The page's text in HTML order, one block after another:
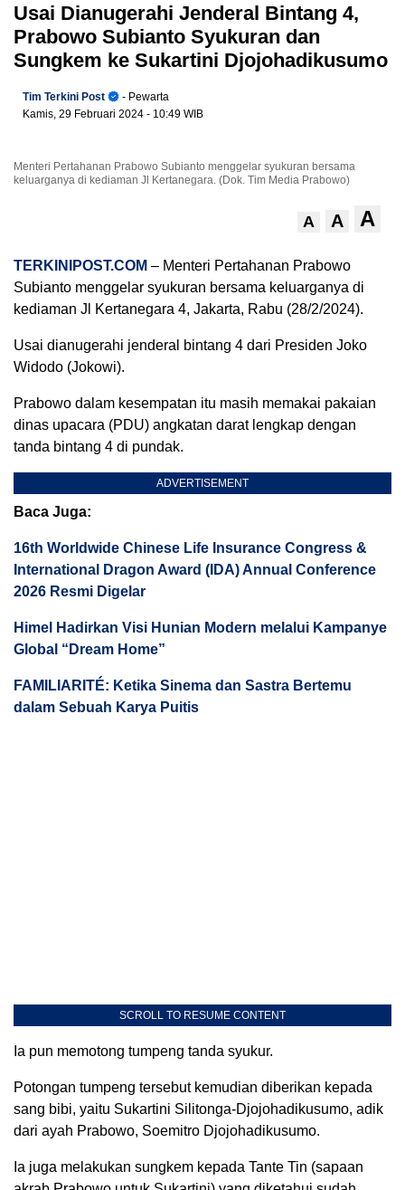
Usai Dianugerahi Jenderal Bintang 4,
Prabowo Subianto Syukuran dan
Sungkem ke Sukartini Djojohadikusumo
Tim Terkini Post
- Pewarta
Kamis, 29 Februari 2024 - 10:49 WIB
Menteri Pertahanan Prabowo Subianto menggelar syukuran bersama
keluarganya di kediaman Jl Kertanegara. (Dok. Tim Media Prabowo)
A A A
TERKINIPOST.COM – Menteri Pertahanan Prabowo
Subianto menggelar syukuran bersama keluarganya di
kediaman Jl Kertanegara 4, Jakarta, Rabu (28/2/2024).
Usai dianugerahi jenderal bintang 4 dari Presiden Joko
Widodo (Jokowi).
Prabowo dalam kesempatan itu masih memakai pakaian
dinas upacara (PDU) angkatan darat lengkap dengan
tanda bintang 4 di pundak.
ADVERTISEMENT
Baca Juga:
16th Worldwide Chinese Life Insurance Congress &
International Dragon Award (IDA) Annual Conference
2026 Resmi Digelar
Himel Hadirkan Visi Hunian Modern melalui Kampanye
Global “Dream Home”
FAMILIARITÉ: Ketika Sinema dan Sastra Bertemu
dalam Sebuah Karya Puitis
SCROLL TO RESUME CONTENT
Ia pun memotong tumpeng tanda syukur.
Potongan tumpeng tersebut kemudian diberikan kepada
sang bibi, yaitu Sukartini Silitonga-Djojohadikusumo, adik
dari ayah Prabowo, Soemitro Djojohadikusumo.
Ia juga melakukan sungkem kepada Tante Tin (sapaan